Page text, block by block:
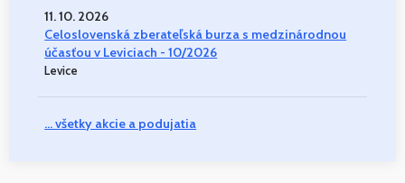
11. 10. 2026
Celoslovenská zberateľská burza s medzinárodnou
účasťou v Leviciach - 10/2026
Levice
... všetky akcie a podujatia